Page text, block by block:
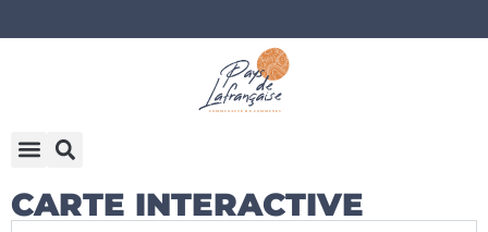
CARTE INTERACTIVE